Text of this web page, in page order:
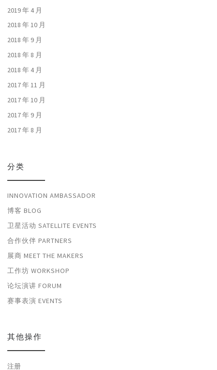
2019 年 4 月
2018 年 10 月
2018 年 9 月
2018 年 8 月
2018 年 4 月
2017 年 11 月
2017 年 10 月
2017 年 9 月
2017 年 8 月
分类
INNOVATION AMBASSADOR
博客 BLOG
卫星活动 SATELLITE EVENTS
合作伙伴 PARTNERS
展商 MEET THE MAKERS
工作坊 WORKSHOP
论坛演讲 FORUM
赛事表演 EVENTS
其他操作
注册